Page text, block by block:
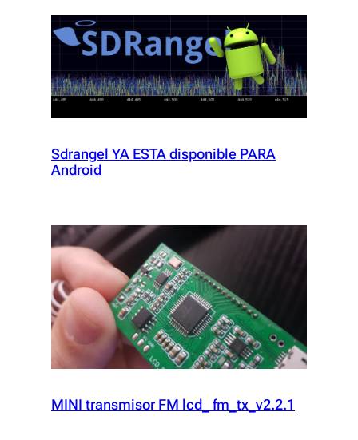
Sdrangel YA ESTA disponible PARA
Android
MINI transmisor FM lcd_ fm_tx_v2.2.1